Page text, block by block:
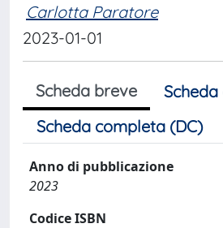
Carlotta Paratore
2023-01-01
Scheda breve
Scheda completa (DC)
Anno di pubblicazione
2023
Codice ISBN